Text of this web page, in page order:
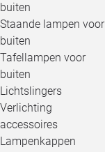
buiten
Staande lampen voor
buiten
Tafellampen voor
buiten
Lichtslingers
Verlichting
accessoires
Lampenkappen